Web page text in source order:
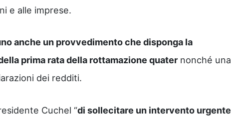
e alle imprese.
anche un provvedimento che disponga la
prima rata della rottamazione quater nonché una
dei redditi.
Cuchel “di sollecitare un intervento urgente